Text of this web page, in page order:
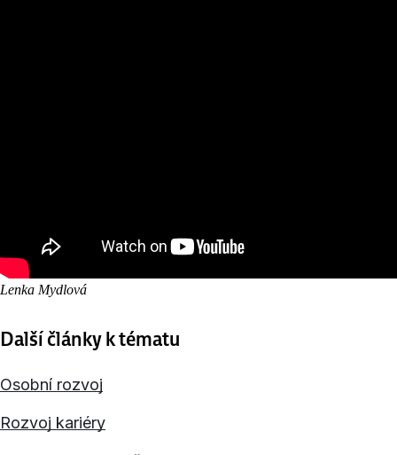
Lenka Mydlová
Další články k tématu
Osobní rozvoj
Rozvoj kariéry